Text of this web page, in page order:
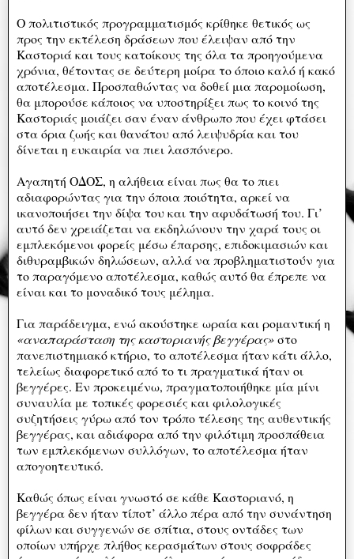
Ο πολιτιστικός προγραμματισμός κρίθηκε θετικός ως
προς την εκτέλεση δράσεων που έλειψαν από την
Καστοριά και τους κατοίκους της όλα τα προηγούμενα
χρόνια, θέτοντας σε δεύτερη μοίρα το όποιο καλό ή κακό
αποτέλεσμα. Προσπαθώντας να δοθεί μια παρομοίωση,
θα μπορούσε κάποιος να υποστηρίξει πως το κοινό της
Καστοριάς μοιάζει σαν έναν άνθρωπο που έχει φτάσει
στα όρια ζωής και θανάτου από λειψυδρία και του
δίνεται η ευκαιρία να πιει λασπόνερο.
Αγαπητή ΟΔΟΣ, η αλήθεια είναι πως θα το πιει
αδιαφορώντας για την όποια ποιότητα, αρκεί να
ικανοποιήσει την δίψα του και την αφυδάτωσή του. Γι’
αυτό δεν χρειάζεται να εκδηλώνουν την χαρά τους οι
εμπλεκόμενοι φορείς μέσω έπαρσης, επιδοκιμασιών και
διθυραμβικών δηλώσεων, αλλά να προβληματιστούν για
το παραγόμενο αποτέλεσμα, καθώς αυτό θα έπρεπε να
είναι και το μοναδικό τους μέλημα.
Για παράδειγμα, ενώ ακούστηκε ωραία και ρομαντική η
«αναπαράσταση της καστοριανής βεγγέρας»στο
πανεπιστημιακό κτήριο, το αποτέλεσμα ήταν κάτι άλλο,
τελείως διαφορετικό από το τι πραγματικά ήταν οι
βεγγέρες. Εν προκειμένω, πραγματοποιήθηκε μία μίνι
συναυλία με τοπικές φορεσιές και φιλολογικές
συζητήσεις γύρω από τον τρόπο τέλεσης της αυθεντικής
βεγγέρας, και αδιάφορα από την φιλότιμη προσπάθεια
των εμπλεκόμενων συλλόγων, το αποτέλεσμα ήταν
απογοητευτικό.
Καθώς όπως είναι γνωστό σε κάθε Καστοριανό, η
βεγγέρα δεν ήταν τίποτ’ άλλο πέρα από την συνάντηση
φίλων και συγγενών σε σπίτια, στους οντάδες των
οποίων υπήρχε πλήθος κερασμάτων στους σοφράδες